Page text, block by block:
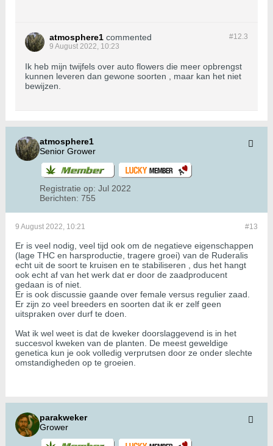
#12.3
atmosphere1 commented
9 August 2022, 10:23
Ik heb mijn twijfels over auto flowers die meer opbrengst
kunnen leveren dan gewone soorten , maar kan het niet
bewijzen.
atmosphere1
Senior Grower
Registratie op: Jul 2022
Berichten: 755
#13
9 August 2022, 10:21
Er is veel nodig, veel tijd ook om de negatieve eigenschappen
(lage THC en harsproductie, tragere groei) van de Ruderalis
echt uit de soort te kruisen en te stabiliseren , dus het hangt
ook echt af van het werk dat er door de zaadproducent
gedaan is of niet.
Er is ook discussie gaande over female versus regulier zaad.
Er zijn zo veel breeders en soorten dat ik er zelf geen
uitspraken over durf te doen.
Wat ik wel weet is dat de kweker doorslaggevend is in het
succesvol kweken van de planten. De meest geweldige
genetica kun je ook volledig verprutsen door ze onder slechte
omstandigheden op te groeien.
parakweker
Grower